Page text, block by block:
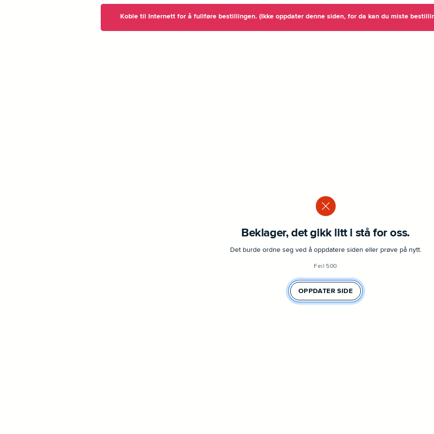
Koble til Internett for å fullføre bestillingen. (Ikke oppdater denne siden, for da kan du miste
Beklager, det gikk litt i stå for oss.
Det burde ordne seg ved å oppdatere siden eller prøve på nytt.
Feil 500
OPPDATER SIDE